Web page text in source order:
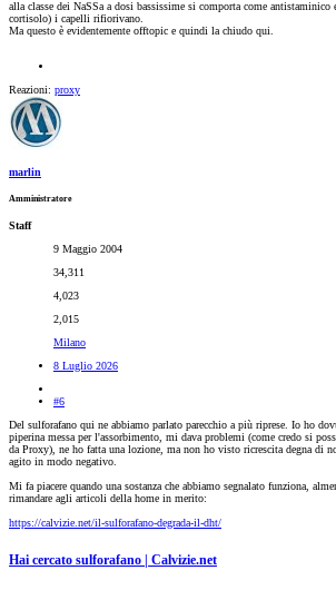
alla classe dei NaSSa a dosi bassissime si comporta come antistaminico
cortisolo) i capelli rifiorivano.
Ma questo è evidentemente offtopic e quindi la chiudo qui.
Reazioni: proxy
marlin
Amministratore
Staff
9 Maggio 2004
34,311
4,023
2,015
Milano
8 Luglio 2026
#6
Del sulforafano qui ne abbiamo parlato parecchio a più riprese. Io ho
piperina messa per l'assorbimento, mi dava problemi (come credo si
da Proxy), ne ho fatta una lozione, ma non ho visto ricrescita degna di
agito in modo negativo.
Mi fa piacere quando una sostanza che abbiamo segnalato funziona,
rimandare agli articoli della home in merito:
https://calvizie.net/il-sulforafano-degrada-il-dht/
Hai cercato sulforafano | Calvizie.net